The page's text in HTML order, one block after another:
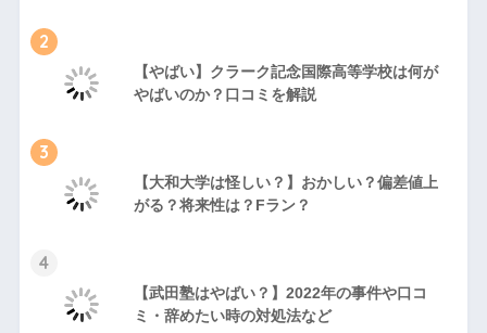
2
【やばい】クラーク記念国際高等学校は何が
やばいのか？口コミを解説
3
【大和大学は怪しい？】おかしい？偏差値上
がる？将来性は？Fラン？
4
【武田塾はやばい？】2022年の事件や口コ
ミ・辞めたい時の対処法など